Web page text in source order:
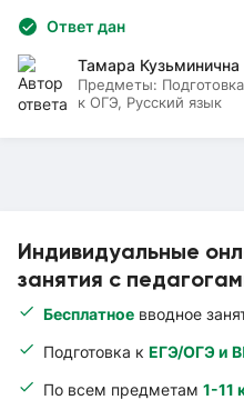
Индивидуальные
занятия с
Бесплатное вводное
Подготовка к ЕГЭ/ОГЭ и
По всем предметам 1-11
Ответ дан
Тамара Кузьминична
Предметы:
к ОГЭ, Русский язык